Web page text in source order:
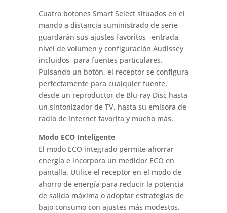
Cuatro botones Smart Select situados en el
mando a distancia suministrado de serie
guardarán sus ajustes favoritos –entrada,
nivel de volumen y configuración Audissey
incluidos- para fuentes particulares.
Pulsando un botón, el receptor se configura
perfectamente para cualquier fuente,
desde un reproductor de Blu-ray Disc hasta
un sintonizador de TV, hasta su emisora de
radio de Internet favorita y mucho más.
Modo ECO Inteligente
El modo ECO integrado permite ahorrar
energía e incorpora un medidor ECO en
pantalla. Utilice el receptor en el modo de
ahorro de energía para reducir la potencia
de salida máxima o adoptar estrategias de
bajo consumo con ajustes más modestos.